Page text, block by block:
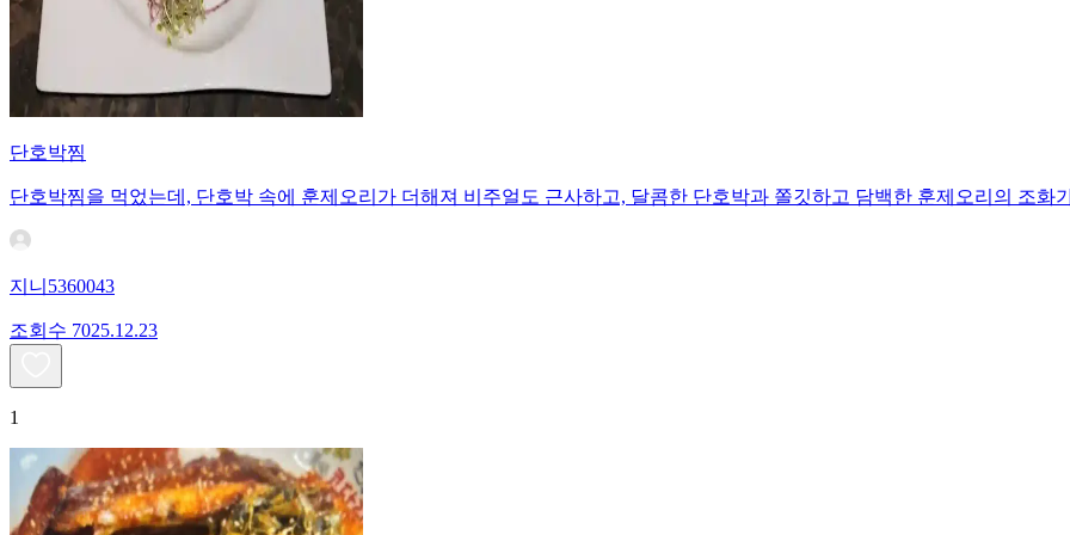
단호박찜
단호박찜을 먹었는데, 단호박 속에 훈제오리가 더해져 비주얼도 근사하고, 달콤한 단호박과 쫄깃하고 담백한 훈제오리의 조화
지니5360043
조회수 7025.12.23
1